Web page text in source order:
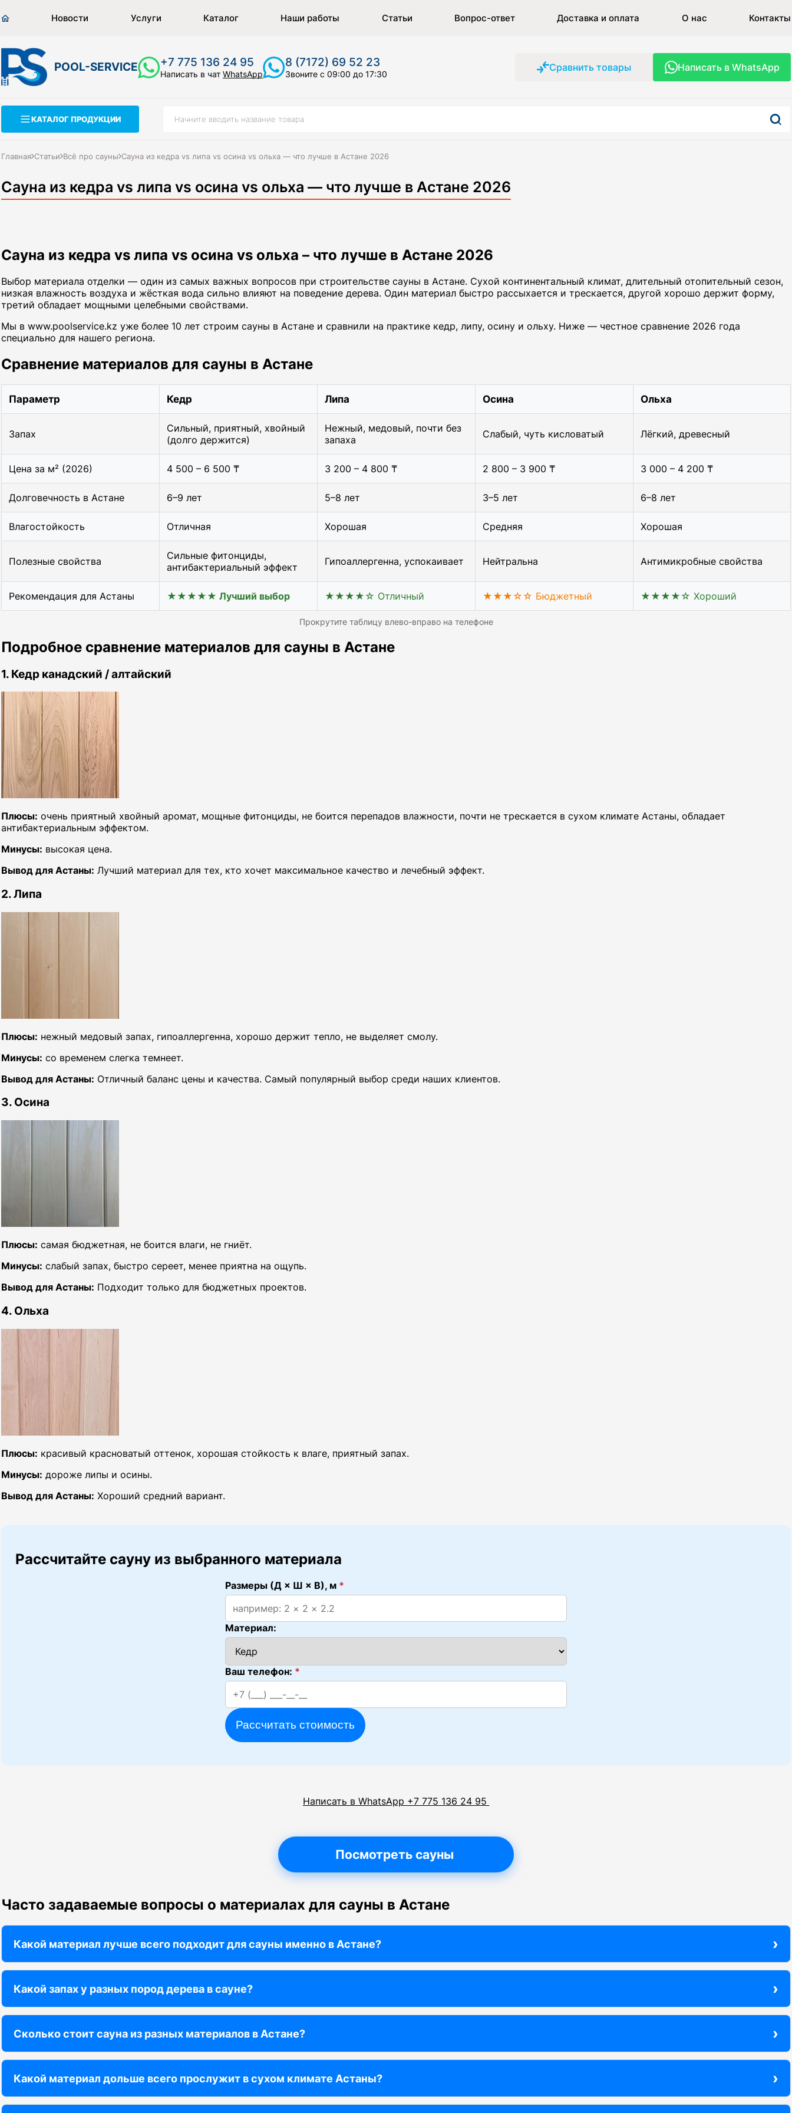
Новости Услуги Каталог Наши работы Статьи Вопрос-ответ Доставка и оплата О нас Контакты
POOL-SERVICE +7 775 136 24 95
Написать в чат WhatsApp
8 (7172) 69 52 23
Звоните с 09:00 до 17:30
Сравнить товары Написать в WhatsApp
КАТАЛОГ ПРОДУКЦИИ
Главная Статьи Всё про сауны Сауна из кедра vs липа vs осина vs ольха — что лучше в Астане 2026
Сауна из кедра vs липа vs осина vs ольха — что лучше в Астане 2026
Сауна из кедра vs липа vs осина vs ольха – что лучше в Астане 2026
Выбор материала отделки — один из самых важных вопросов при строительстве сауны в Астане. Сухой континентальный климат, длительный отопительный сезон,
низкая влажность воздуха и жёсткая вода сильно влияют на поведение дерева. Один материал быстро рассыхается и трескается, другой хорошо держит форму,
третий обладает мощными целебными свойствами.
Мы в www.poolservice.kz уже более 10 лет строим сауны в Астане и сравнили на практике кедр, липу, осину и ольху. Ниже — честное сравнение 2026 года
специально для нашего региона.
Сравнение материалов для сауны в Астане
Параметр Кедр Липа Осина Ольха
Запах
Сильный, приятный, хвойный
(долго держится)
Нежный, медовый, почти без
запаха
Слабый, чуть кисловатый Лёгкий, древесный
Цена за м² (2026) 4 500 – 6 500 ₸ 3 200 – 4 800 ₸ 2 800 – 3 900 ₸ 3 000 – 4 200 ₸
Долговечность в Астане 6–9 лет 5–8 лет 3–5 лет 6–8 лет
Влагостойкость Отличная Хорошая Средняя Хорошая
Полезные свойства
Сильные фитонциды,
антибактериальный эффект
Гипоаллергенна, успокаивает Нейтральна Антимикробные свойства
Рекомендация для Астаны ★★★★★ Лучший выбор ★★★★☆ Отличный ★★★☆☆ Бюджетный ★★★★☆ Хороший
Прокрутите таблицу влево-вправо на телефоне
Подробное сравнение материалов для сауны в Астане
1. Кедр канадский / алтайский
Плюсы: очень приятный хвойный аромат, мощные фитонциды, не боится перепадов влажности, почти не трескается в сухом климате Астаны, обладает
антибактериальным эффектом.
Минусы: высокая цена.
Вывод для Астаны: Лучший материал для тех, кто хочет максимальное качество и лечебный эффект.
2. Липа
Плюсы: нежный медовый запах, гипоаллергенна, хорошо держит тепло, не выделяет смолу.
Минусы: со временем слегка темнеет.
Вывод для Астаны: Отличный баланс цены и качества. Самый популярный выбор среди наших клиентов.
3. Осина
Плюсы: самая бюджетная, не боится влаги, не гниёт.
Минусы: слабый запах, быстро сереет, менее приятна на ощупь.
Вывод для Астаны: Подходит только для бюджетных проектов.
4. Ольха
Плюсы: красивый красноватый оттенок, хорошая стойкость к влаге, приятный запах.
Минусы: дороже липы и осины.
Вывод для Астаны: Хороший средний вариант.
Рассчитайте сауну из выбранного материала
Размеры (Д × Ш × В), м *
Материал:
Ваш телефон: *
Рассчитать стоимость
Написать в WhatsApp +7 775 136 24 95
Посмотреть сауны
Часто задаваемые вопросы о материалах для сауны в Астане
Какой материал лучше всего подходит для сауны именно в Астане? ›
Какой запах у разных пород дерева в сауне? ›
Сколько стоит сауна из разных материалов в Астане? ›
Какой материал дольше всего прослужит в сухом климате Астаны? ›